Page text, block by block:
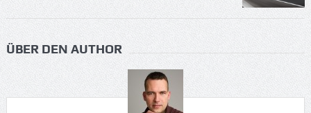
ÜBER DEN AUTHOR